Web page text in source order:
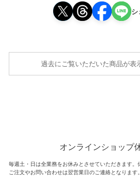
シ
過去にご覧いただいた商品が表
オンラインショップ
毎週土・日は全業務をお休みとさせていただきます。
ご注文やお問い合わせは翌営業日のご連絡となります。